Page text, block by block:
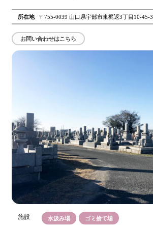
所在地 〒755-0039 山口県宇部市東梶返3丁目10-45-3
お問い合わせはこちら
施設 水汲み場 ゴミ捨て場